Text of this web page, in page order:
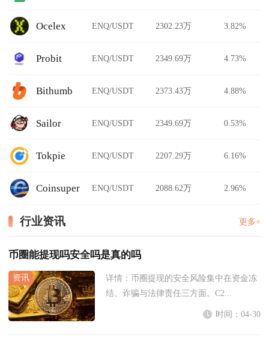
Ocelex ENQ/USDT 2302.23万 3.82%
Probit ENQ/USDT 2349.69万 4.73%
Bithumb ENQ/USDT 2373.43万 4.88%
Sailor ENQ/USDT 2349.69万 0.53%
Tokpie ENQ/USDT 2207.29万 6.16%
Coinsuper ENQ/USDT 2088.62万 2.96%
行业资讯 更多+
币圈能提现吗安全吗是真的吗
详情： 币圈提现的安全风险集中在资金冻
结、诈骗与法律责任三方面。C2...
时间：04-30